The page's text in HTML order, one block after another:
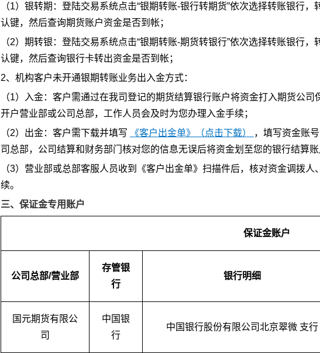
（1）银转期：登陆交易系统点击“银期转账-银行转期货”依次选择转账银行，
认键，然后查询期货账户资金是否到帐；
（2）期转银：登陆交易系统点击“银期转账-期货转银行”依次选择转账银行，
认键，然后查询银行卡转出资金是否到帐；
2、机构客户未开通银期转账业务出入金方式：
（1）入金：客户需通过在我司登记的期货结算银行账户将资金打入期货公
开户营业部或公司总部，工作人员会及时为您办理入金手续；
（2）出金：客户需下载并填写
《客户出金单》（点击下载）
，填写资金账
司总部，公司结算和财务部门核对您的信息无误后将资金划至您的银行结算账
（3）营业部或总部客服人员收到《客户出金单》扫描件后，核对资金调拨
续。
三、保证金专用账户
保证金账户
公司总部/营业部
存管银
行
银行明细
国元期货有限公
司
中国银
行
中国银行股份有限公司北京翠微 支行